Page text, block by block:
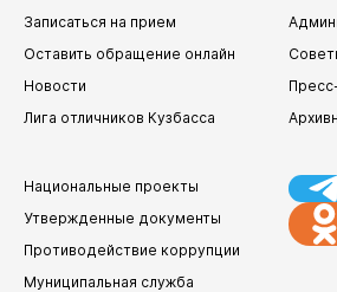
Записаться на прием
Оставить обращение онлайн
Новости
Лига отличников Кузбасса
Национальные проекты
Утвержденные документы
Противодействие коррупции
Муниципальная служба